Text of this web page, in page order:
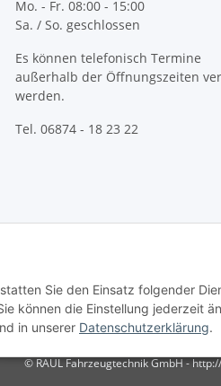
Mo. - Fr. 08:00 - 15:00
Sa. / So. geschlossen
Es können telefonisch Termine
außerhalb der Öffnungszeiten
werden.
Tel. 06874 - 18 23 22
© RAUL Fahrzeugtechnik GmbH -
Sie den Einsatz folgender
können die Einstellung jederzeit
in unserer Datenschutzerklärung.